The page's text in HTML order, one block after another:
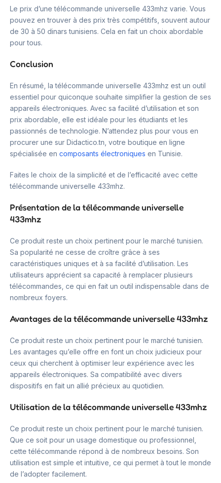
Le prix d’une télécommande universelle 433mhz varie. Vous
pouvez en trouver à des prix très compétitifs, souvent autour
de 30 à 50 dinars tunisiens. Cela en fait un choix abordable
pour tous.
Conclusion
En résumé, la télécommande universelle 433mhz est un outil
essentiel pour quiconque souhaite simplifier la gestion de ses
appareils électroniques. Avec sa facilité d’utilisation et son
prix abordable, elle est idéale pour les étudiants et les
passionnés de technologie. N’attendez plus pour vous en
procurer une sur Didactico.tn, votre boutique en ligne
spécialisée en composants électroniques en Tunisie.
Faites le choix de la simplicité et de l’efficacité avec cette
télécommande universelle 433mhz.
Présentation de la télécommande universelle
433mhz
Ce produit reste un choix pertinent pour le marché tunisien.
Sa popularité ne cesse de croître grâce à ses
caractéristiques uniques et à sa facilité d’utilisation. Les
utilisateurs apprécient sa capacité à remplacer plusieurs
télécommandes, ce qui en fait un outil indispensable dans de
nombreux foyers.
Avantages de la télécommande universelle 433mhz
Ce produit reste un choix pertinent pour le marché tunisien.
Les avantages qu’elle offre en font un choix judicieux pour
ceux qui cherchent à optimiser leur expérience avec les
appareils électroniques. Sa compatibilité avec divers
dispositifs en fait un allié précieux au quotidien.
Utilisation de la télécommande universelle 433mhz
Ce produit reste un choix pertinent pour le marché tunisien.
Que ce soit pour un usage domestique ou professionnel,
cette télécommande répond à de nombreux besoins. Son
utilisation est simple et intuitive, ce qui permet à tout le monde
de l’adopter facilement.